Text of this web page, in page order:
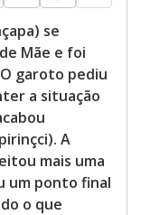
se
Mãe e foi
garoto pediu
a situação
A
mais uma
um ponto final
o que